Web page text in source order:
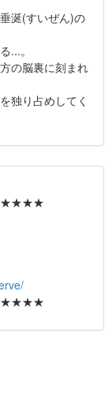
涎(すいぜん)の
...。
の脳裏に刻まれ
独り占めしてく